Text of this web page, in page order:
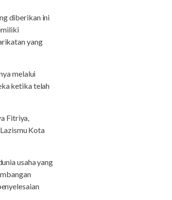
diberikan ini
yang
melalui
ketika telah
Fitriya,
Kota
usaha yang